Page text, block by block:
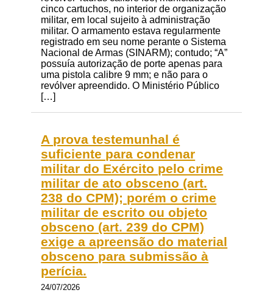
cinco cartuchos, no interior de organização
militar, em local sujeito à administração
militar. O armamento estava regularmente
registrado em seu nome perante o Sistema
Nacional de Armas (SINARM); contudo; “A”
possuía autorização de porte apenas para
uma pistola calibre 9 mm; e não para o
revólver apreendido. O Ministério Público
[…]
A prova testemunhal é
suficiente para condenar
militar do Exército pelo crime
militar de ato obsceno (art.
238 do CPM); porém o crime
militar de escrito ou objeto
obsceno (art. 239 do CPM)
exige a apreensão do material
obsceno para submissão à
perícia.
24/07/2026